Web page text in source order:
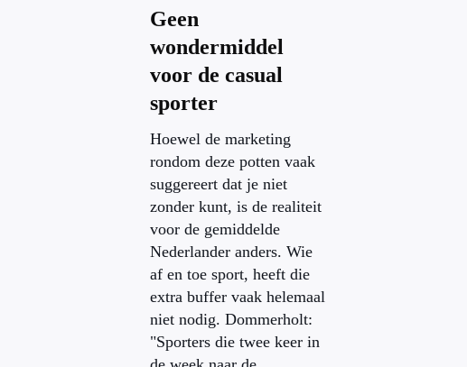
Geen
wondermiddel
voor de casual
sporter
Hoewel de marketing
rondom deze potten vaak
suggereert dat je niet
zonder kunt, is de realiteit
voor de gemiddelde
Nederlander anders. Wie
af en toe sport, heeft die
extra buffer vaak helemaal
niet nodig. Dommerholt:
"Sporters die twee keer in